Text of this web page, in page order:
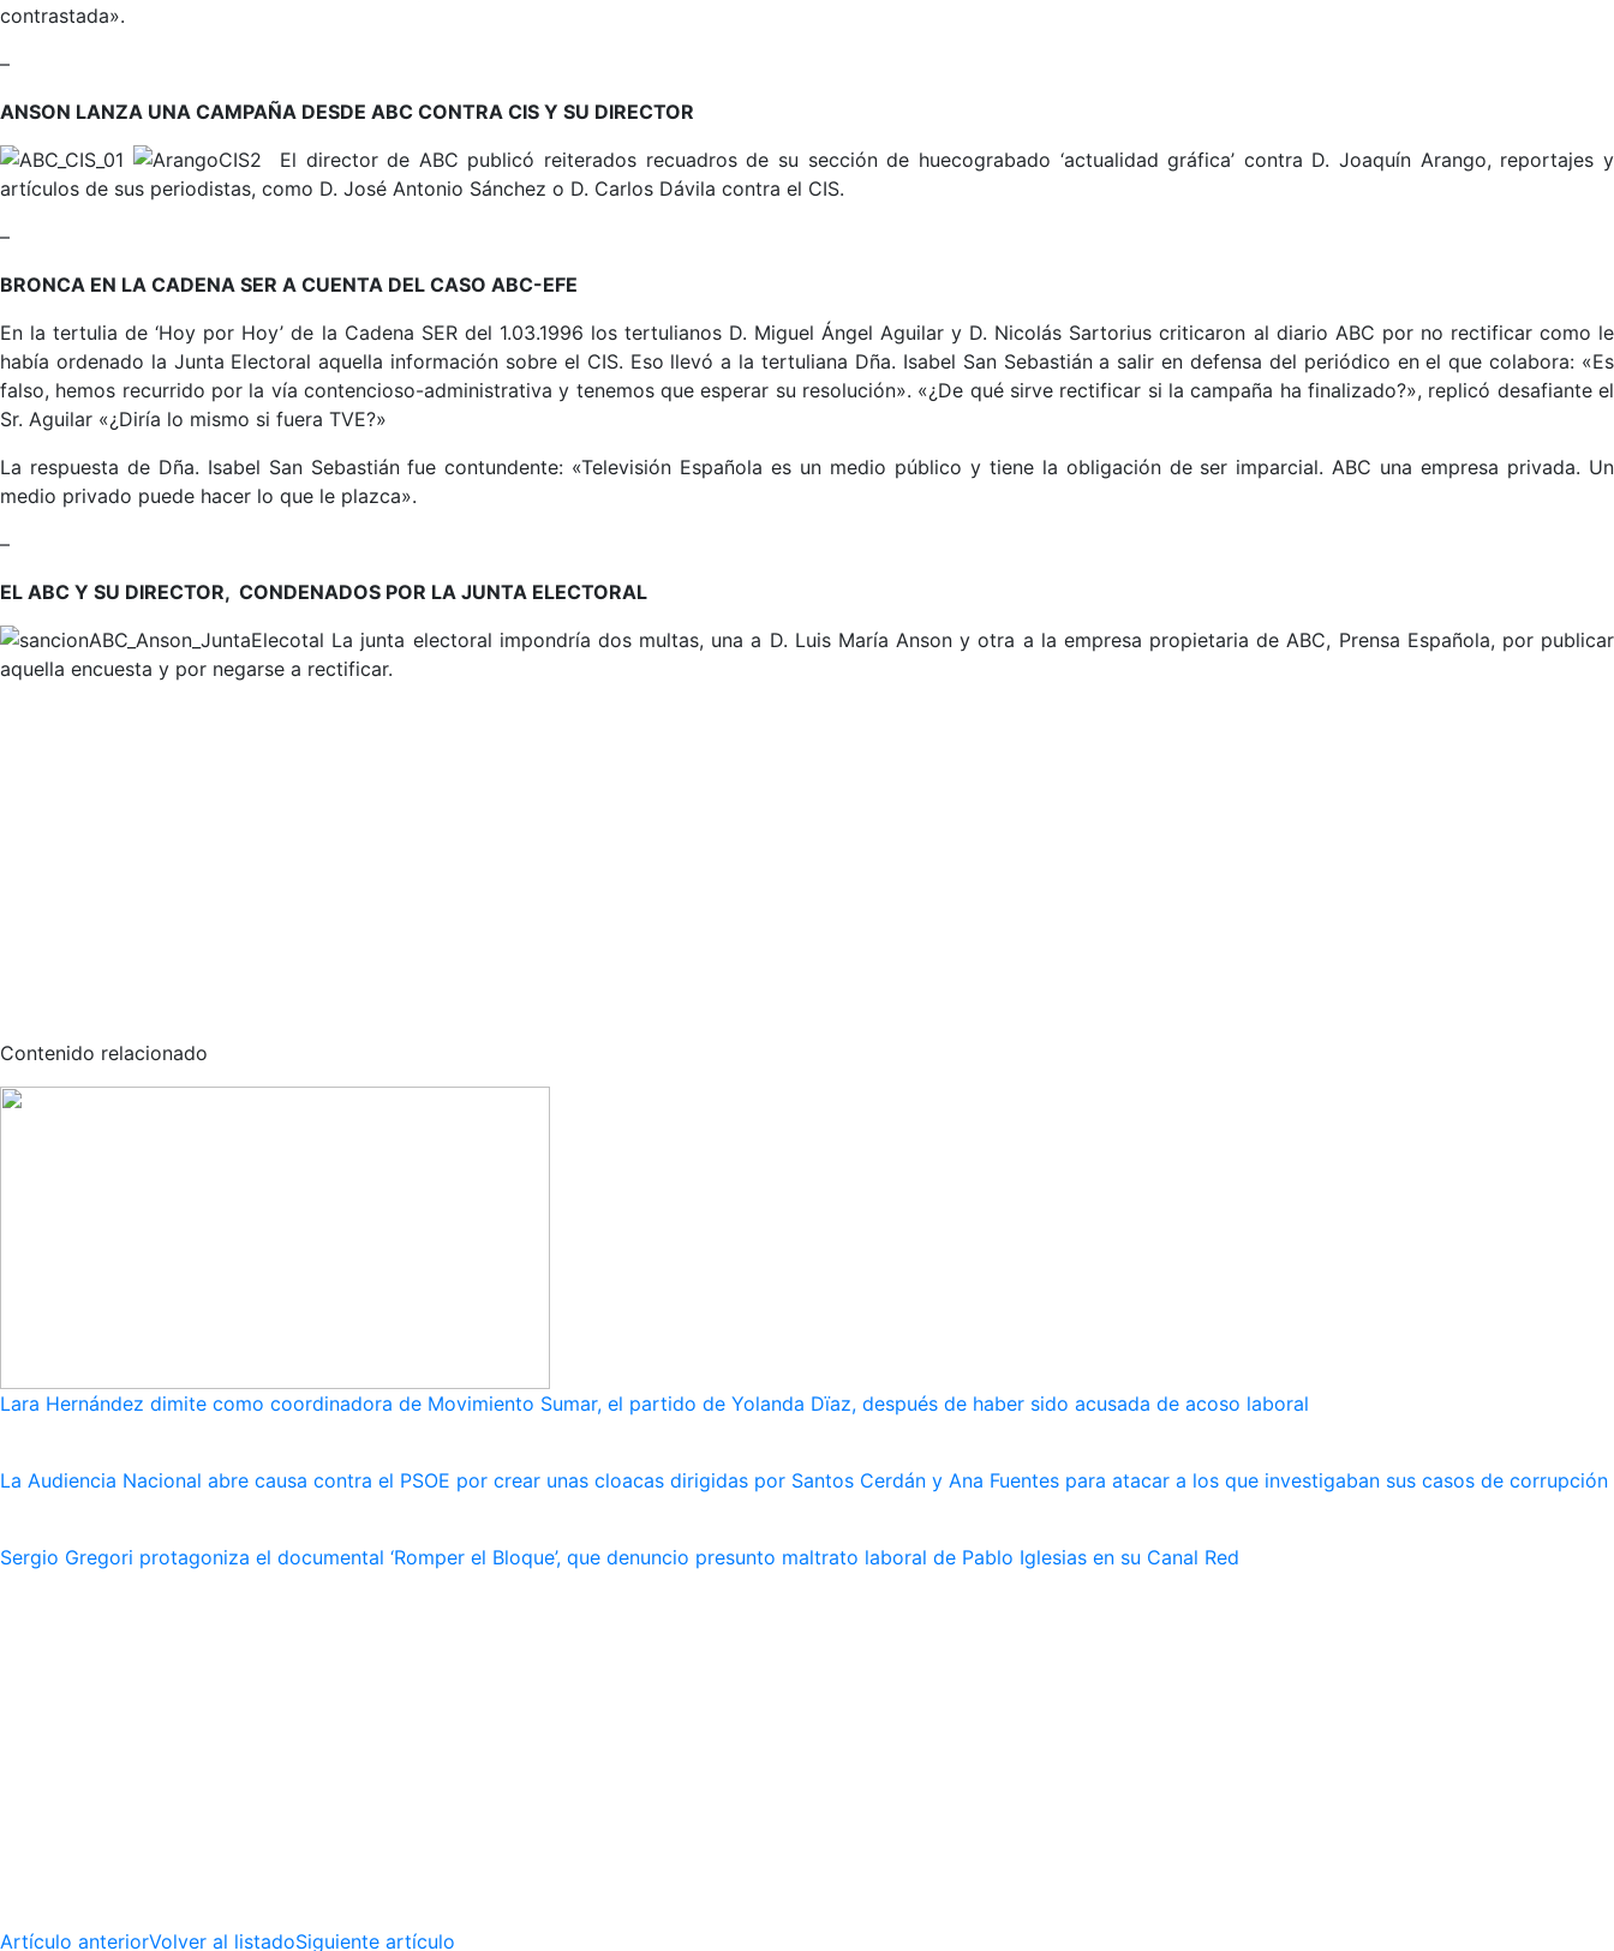
contrastada».
–
ANSON LANZA UNA CAMPAÑA DESDE ABC CONTRA CIS Y SU DIRECTOR
El director de ABC publicó reiterados recuadros de su sección de huecograbado ‘actualidad gráfica’ contra D. Joaquín Arango, reportajes y
artículos de sus periodistas, como D. José Antonio Sánchez o D. Carlos Dávila contra el CIS.
–
BRONCA EN LA CADENA SER A CUENTA DEL CASO ABC-EFE
En la tertulia de ‘Hoy por Hoy’ de la Cadena SER del 1.03.1996 los tertulianos D. Miguel Ángel Aguilar y D. Nicolás Sartorius criticaron al diario ABC por no rectificar como le
había ordenado la Junta Electoral aquella información sobre el CIS. Eso llevó a la tertuliana Dña. Isabel San Sebastián a salir en defensa del periódico en el que colabora: «Es
falso, hemos recurrido por la vía contencioso-administrativa y tenemos que esperar su resolución». «¿De qué sirve rectificar si la campaña ha finalizado?», replicó desafiante el
Sr. Aguilar «¿Diría lo mismo si fuera TVE?»
La respuesta de Dña. Isabel San Sebastián fue contundente: «Televisión Española es un medio público y tiene la obligación de ser imparcial. ABC una empresa privada. Un
medio privado puede hacer lo que le plazca».
–
EL ABC Y SU DIRECTOR, CONDENADOS POR LA JUNTA ELECTORAL
La junta electoral impondría dos multas, una a D. Luis María Anson y otra a la empresa propietaria de ABC, Prensa Española, por publicar
aquella encuesta y por negarse a rectificar.
Contenido relacionado
Lara Hernández dimite como coordinadora de Movimiento Sumar, el partido de Yolanda Dïaz, después de haber sido acusada de acoso laboral
La Audiencia Nacional abre causa contra el PSOE por crear unas cloacas dirigidas por Santos Cerdán y Ana Fuentes para atacar a los que investigaban sus casos de corrupción
Sergio Gregori protagoniza el documental ‘Romper el Bloque’, que denuncio presunto maltrato laboral de Pablo Iglesias en su Canal Red
Artículo anteriorVolver al listadoSiguiente artículo